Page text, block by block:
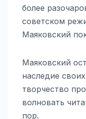
более
советском
Маяковский
Маяковский
наследие
творчество
волновать
пор.